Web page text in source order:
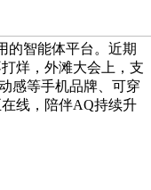
的智能体平台。近期
烊，外滩大会上，支
感等手机品牌、可穿
线，陪伴AQ持续升